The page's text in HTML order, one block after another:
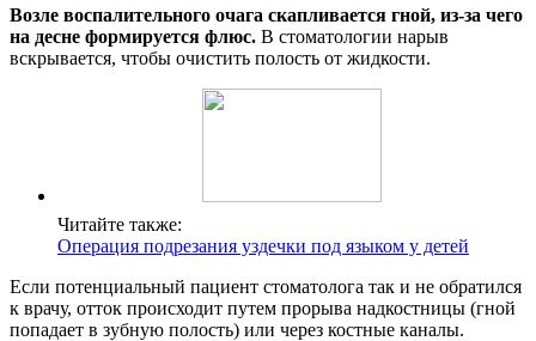
Возле воспалительного очага скапливается гной, из-за чего
на десне формируется флюс. В стоматологии нарыв
вскрывается, чтобы очистить полость от жидкости.
Читайте также:
Операция подрезания уздечки под языком у детей
Если потенциальный пациент стоматолога так и не обратился
к врачу, отток происходит путем прорыва надкостницы (гной
попадает в зубную полость) или через костные каналы.